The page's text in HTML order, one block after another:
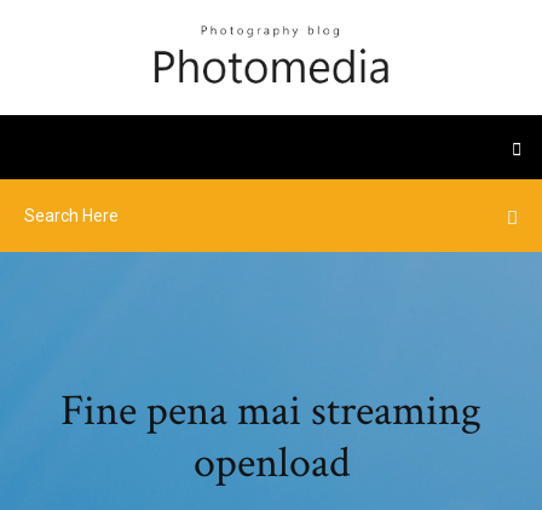
Fine pena mai streaming
openload